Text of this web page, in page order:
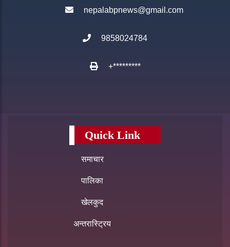
nepalabpnews@gmail.com
9858024784
+*********
Quick Link
समाचार
पालिका
खेलकुद
अन्तरास्ट्रिय